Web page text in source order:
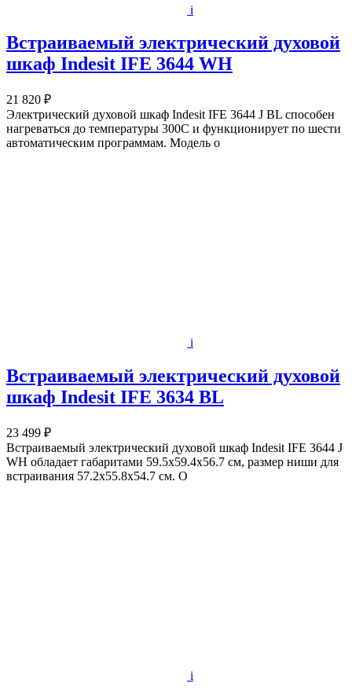
i
Встраиваемый электрический духовой
шкаф Indesit IFE 3644 WH
21 820 ₽
Электрический духовой шкаф Indesit IFE 3644 J BL способен
нагреваться до температуры 300С и функционирует по шести
автоматическим программам. Модель о
i
Встраиваемый электрический духовой
шкаф Indesit IFE 3634 BL
23 499 ₽
Встраиваемый электрический духовой шкаф Indesit IFE 3644 J
WH обладает габаритами 59.5х59.4х56.7 см, размер ниши для
встраивания 57.2x55.8x54.7 см. О
i